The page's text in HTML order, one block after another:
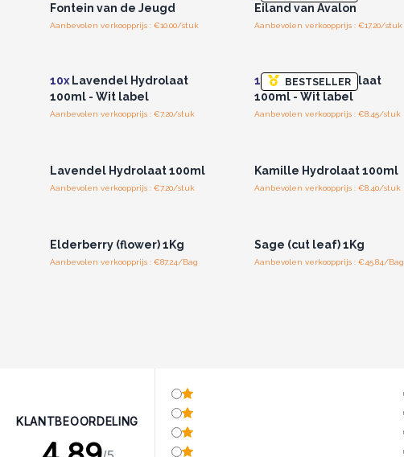
Fontein van de Jeugd
Aanbevolen verkoopprijs : €10.00/stuk
Eiland van Avalon
Aanbevolen verkoopprijs : €17.20/stuk
10x Lavendel Hydrolaat
100ml - Wit label
Aanbevolen verkoopprijs : €7.20/stuk
BESTSELLER
10xKamille Hydrolaat
100ml - Wit label
Aanbevolen verkoopprijs : €8.45/stuk
Lavendel Hydrolaat 100ml
Aanbevolen verkoopprijs : €7.20/stuk
Kamille Hydrolaat 100ml
Aanbevolen verkoopprijs : €8.40/stuk
Elderberry (flower) 1Kg
Aanbevolen verkoopprijs : €87.24/Bag
Sage (cut leaf) 1Kg
Aanbevolen verkoopprijs : €45.84/Bag
KLANTBEOORDELING